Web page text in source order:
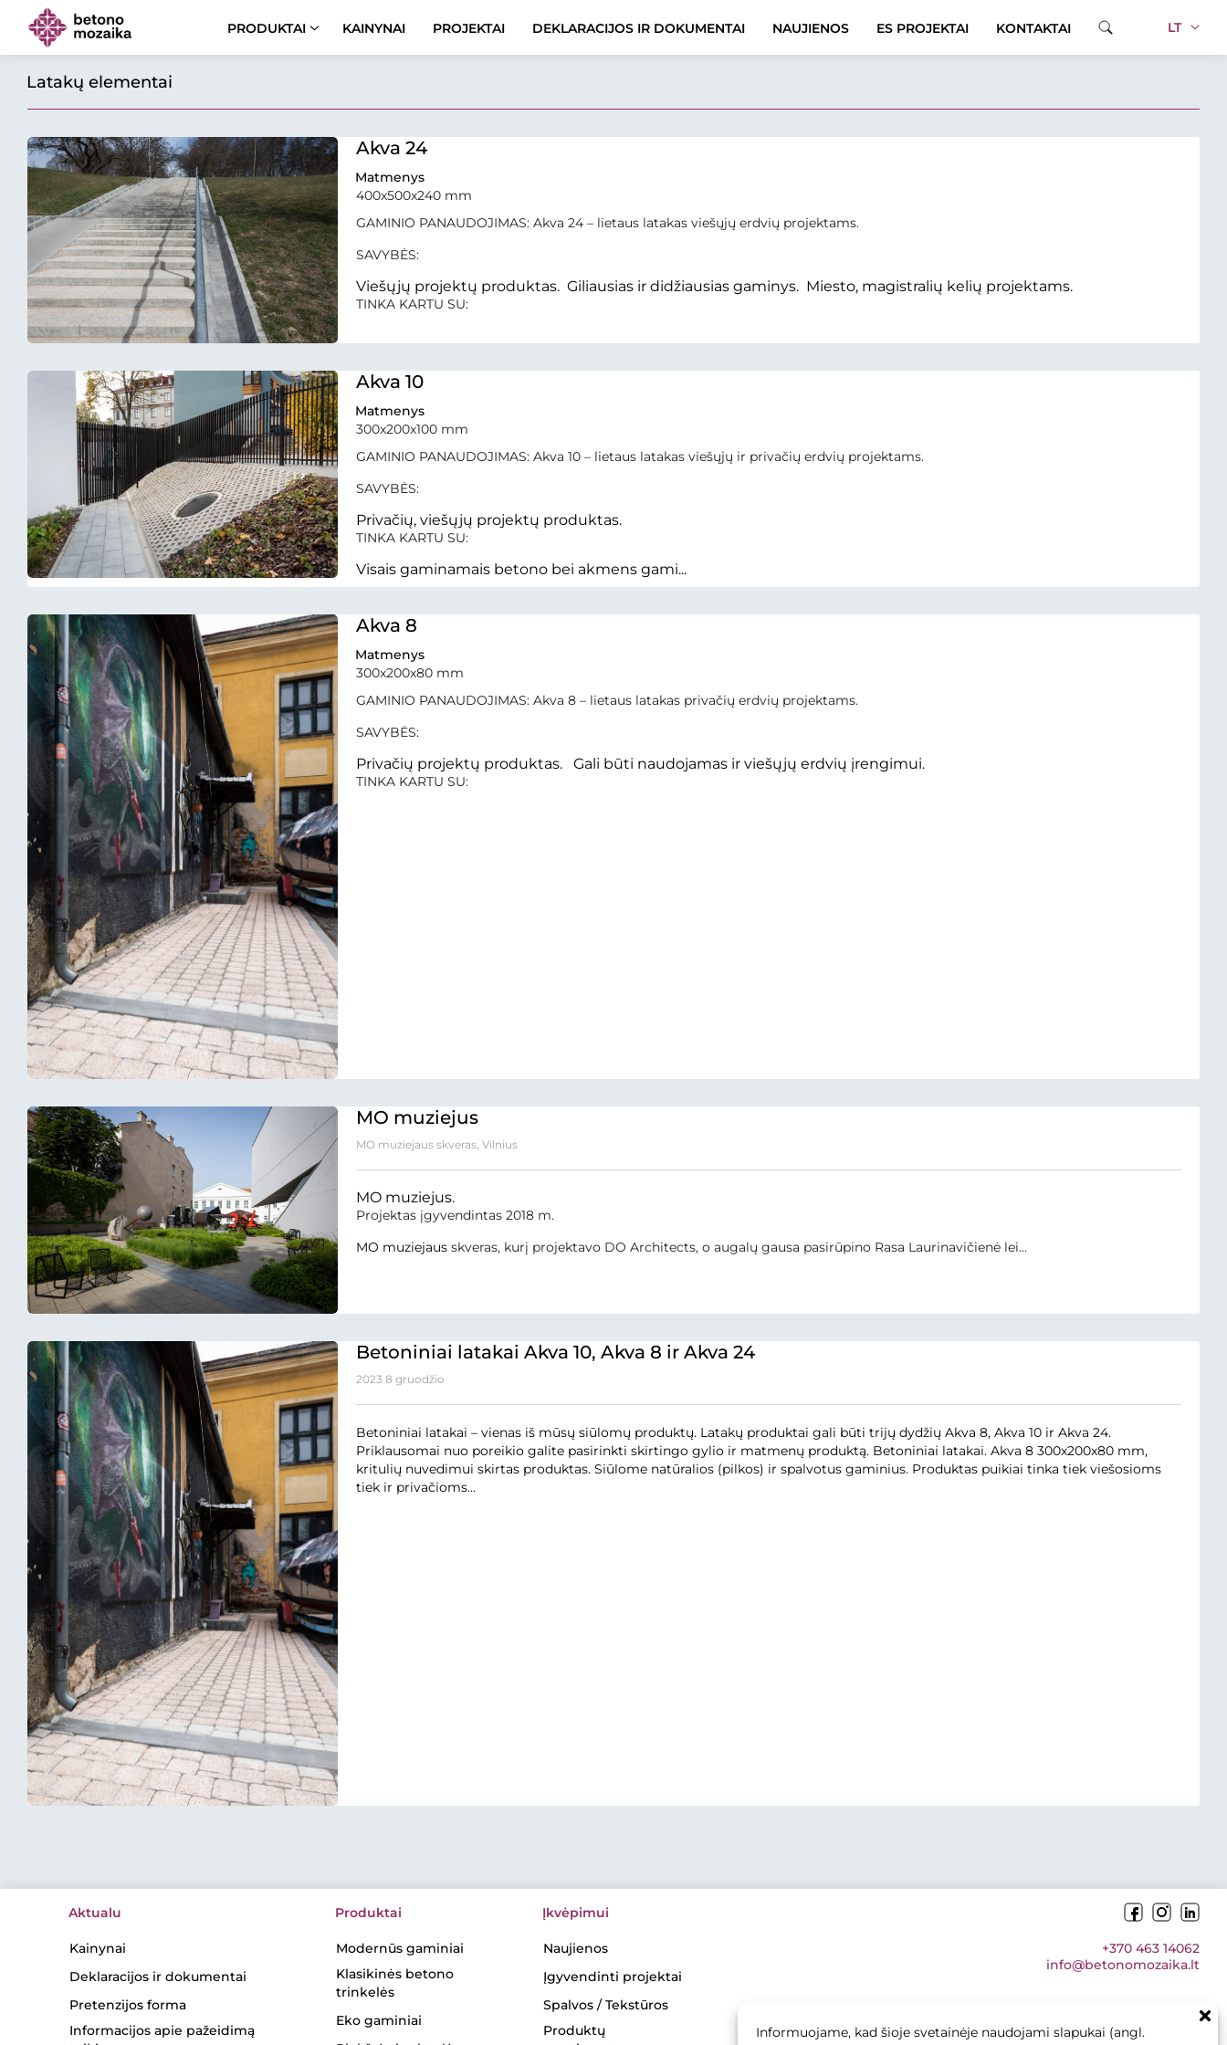
Informuojame, kad šioje svetainėje naudojami slapukai (angl.
PRODUKTAI KAINYNAI PROJEKTAI DEKLARACIJOS IR DOKUMENTAI NAUJIENOS ES PROJEKTAI KONTAKTAI LT
Latakų elementai
Akva 24
Matmenys
400x500x240 mm
GAMINIO PANAUDOJIMAS: Akva 24 – lietaus latakas viešųjų erdvių projektams.
SAVYBĖS:
Viešųjų projektų produktas. Giliausias ir didžiausias gaminys. Miesto, magistralių kelių projektams.
TINKA KARTU SU:
Akva 10
Matmenys
300x200x100 mm
GAMINIO PANAUDOJIMAS: Akva 10 – lietaus latakas viešųjų ir privačių erdvių projektams.
SAVYBĖS:
Privačių, viešųjų projektų produktas.
TINKA KARTU SU:
Visais gaminamais betono bei akmens gami...
Akva 8
Matmenys
300x200x80 mm
GAMINIO PANAUDOJIMAS: Akva 8 – lietaus latakas privačių erdvių projektams.
SAVYBĖS:
Privačių projektų produktas. Gali būti naudojamas ir viešųjų erdvių įrengimui.
TINKA KARTU SU:
MO muziejus
MO muziejaus skveras, Vilnius
MO muziejus.
Projektas įgyvendintas 2018 m.
MO muziejausskveras, kurį projektavo DO Architects, o augalų gausa pasirūpino Rasa Laurinavičienė lei...
Betoniniai latakai Akva 10, Akva 8 ir Akva 24
2023 8 gruodžio
Betoniniai latakai – vienas iš mūsų siūlomų produktų. Latakų produktai gali būti trijų dydžių Akva 8, Akva 10 ir Akva 24.
Priklausomai nuo poreikio galite pasirinkti skirtingo gylio ir matmenų produktą. Betoniniai latakai. Akva 8 300x200x80 mm,
kritulių nuvedimui skirtas produktas. Siūlome natūralios (pilkos) ir spalvotus gaminius. Produktas puikiai tinka tiek viešosioms
tiek ir privačioms...
Aktualu
Kainynai
Deklaracijos ir dokumentai
Pretenzijos forma
Informacijos apie pažeidimą
Produktai
Modernūs gaminiai
Klasikinės betono
trinkelės
Eko gaminiai
Įkvėpimui
Naujienos
Įgyvendinti projektai
Spalvos / Tekstūros
Produktų
+370 463 14062
info@betonomozaika.lt